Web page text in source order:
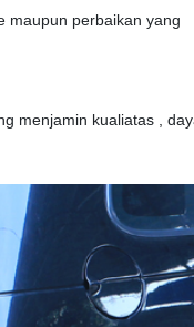
maupun perbaikan yang
menjamin kualiatas ,